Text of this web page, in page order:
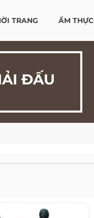
TRANG ẨM THỰC
ĐẤU